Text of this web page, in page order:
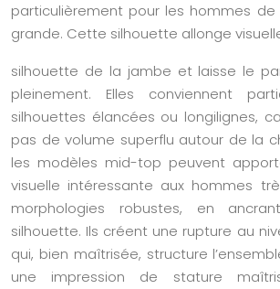
particulièrement pour les hommes
grande. Cette silhouette allonge
silhouette de la jambe et laisse le
pleinement. Elles conviennent
silhouettes élancées ou longilignes,
pas de volume superflu autour de la
les modèles mid-top peuvent
visuelle intéressante aux hommes
morphologies robustes, en
silhouette. Ils créent une rupture au
qui, bien maîtrisée, structure
une impression de stature